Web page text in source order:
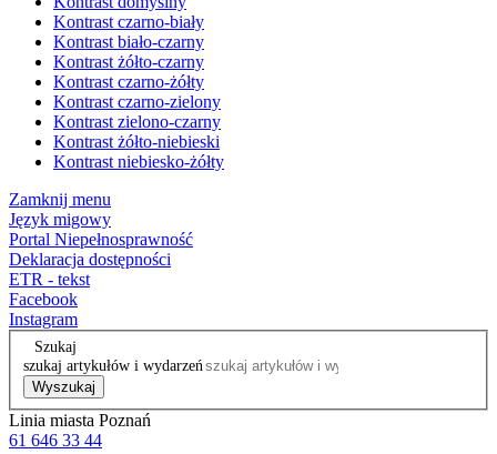
Kontrast czarno-biały
Kontrast biało-czarny
Kontrast żółto-czarny
Kontrast czarno-żółty
Kontrast czarno-zielony
Kontrast zielono-czarny
Kontrast żółto-niebieski
Kontrast niebiesko-żółty
Zamknij menu
Język migowy
Portal Niepełnosprawność
Deklaracja dostępności
ETR - tekst
Facebook
Instagram
Szukaj
szukaj artykułów i wydarzeń
Wyszukaj
Linia miasta Poznań
61 646 33 44